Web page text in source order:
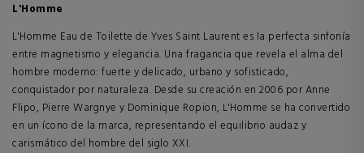
L'Homme
L'Homme Eau de Toilette de Yves Saint Laurent es la perfecta sinfonía
entre magnetismo y elegancia. Una fragancia que revela el alma del
hombre moderno: fuerte y delicado, urbano y sofisticado,
conquistador por naturaleza. Desde su creación en 2006 por Anne
Flipo, Pierre Wargnye y Dominique Ropion, L'Homme se ha convertido
en un ícono de la marca, representando el equilibrio audaz y
carismático del hombre del siglo XXI.